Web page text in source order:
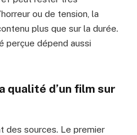
ou de tension, la
plus que sur la durée.
perçue dépend aussi
qualité d’un film sur
des sources. Le premier